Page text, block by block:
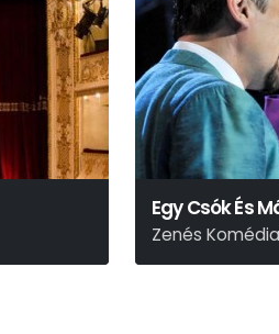
Egy Csók És
Zenés
Eisemann Mihály-